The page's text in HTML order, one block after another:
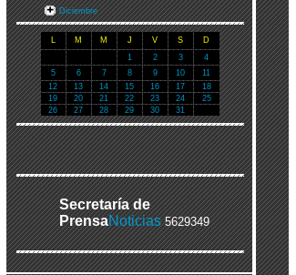
Diciembre
L M M J V S
D
1
2 3
4
5
6 7 8 9 10
11
12
13 14 15 16 17
18
19
20 21 22 23 24
25
26
27 28 29 30 31
Secretaría de
PrensaNoticias 5629349